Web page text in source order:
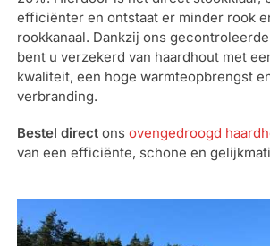
efficiënter en ontstaat er minder rook
rookkanaal. Dankzij ons
bent u verzekerd van haardhout met
kwaliteit, een hoge warmteopbrengst
verbranding.
Bestel direct ons ovengedroogd
van een efficiënte, schone en